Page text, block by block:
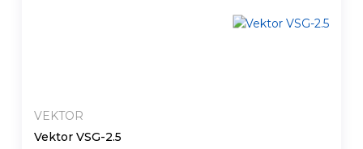
VEKTOR
Vektor VSG-2.5